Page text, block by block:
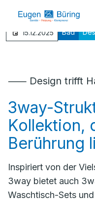
15.12.2025 Bad
⸺ Design trifft
3way-
Kollektion,
Berührung
Inspiriert von der
3way bietet auch
Waschtisch-Sets